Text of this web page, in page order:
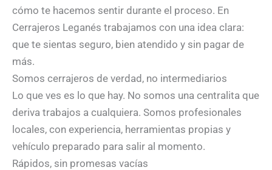
cómo te hacemos sentir durante el proceso. En
Cerrajeros Leganés trabajamos con una idea clara:
que te sientas seguro, bien atendido y sin pagar de
más.
Somos cerrajeros de verdad, no intermediarios
Lo que ves es lo que hay. No somos una centralita que
deriva trabajos a cualquiera. Somos profesionales
locales, con experiencia, herramientas propias y
vehículo preparado para salir al momento.
Rápidos, sin promesas vacías